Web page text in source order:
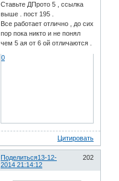
Ставьте ДПрото 5 , ссылка
выше . пост 195 .
Все работает отлично , до сих
пор пока никто и не понял
чем 5 ая от 6 ой отличаются .
0
Цитировать
Поделиться 202
13-12-
2014 21:14:12